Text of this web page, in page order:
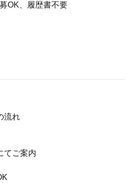
OK、履歴書不要
流れ
てご案内